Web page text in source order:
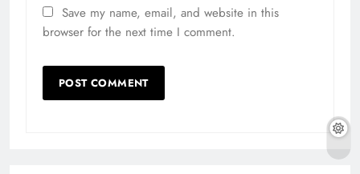
Save my name, email, and website in this
browser for the next time I comment.